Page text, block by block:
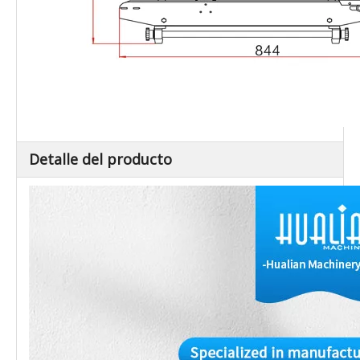
Detalle del producto